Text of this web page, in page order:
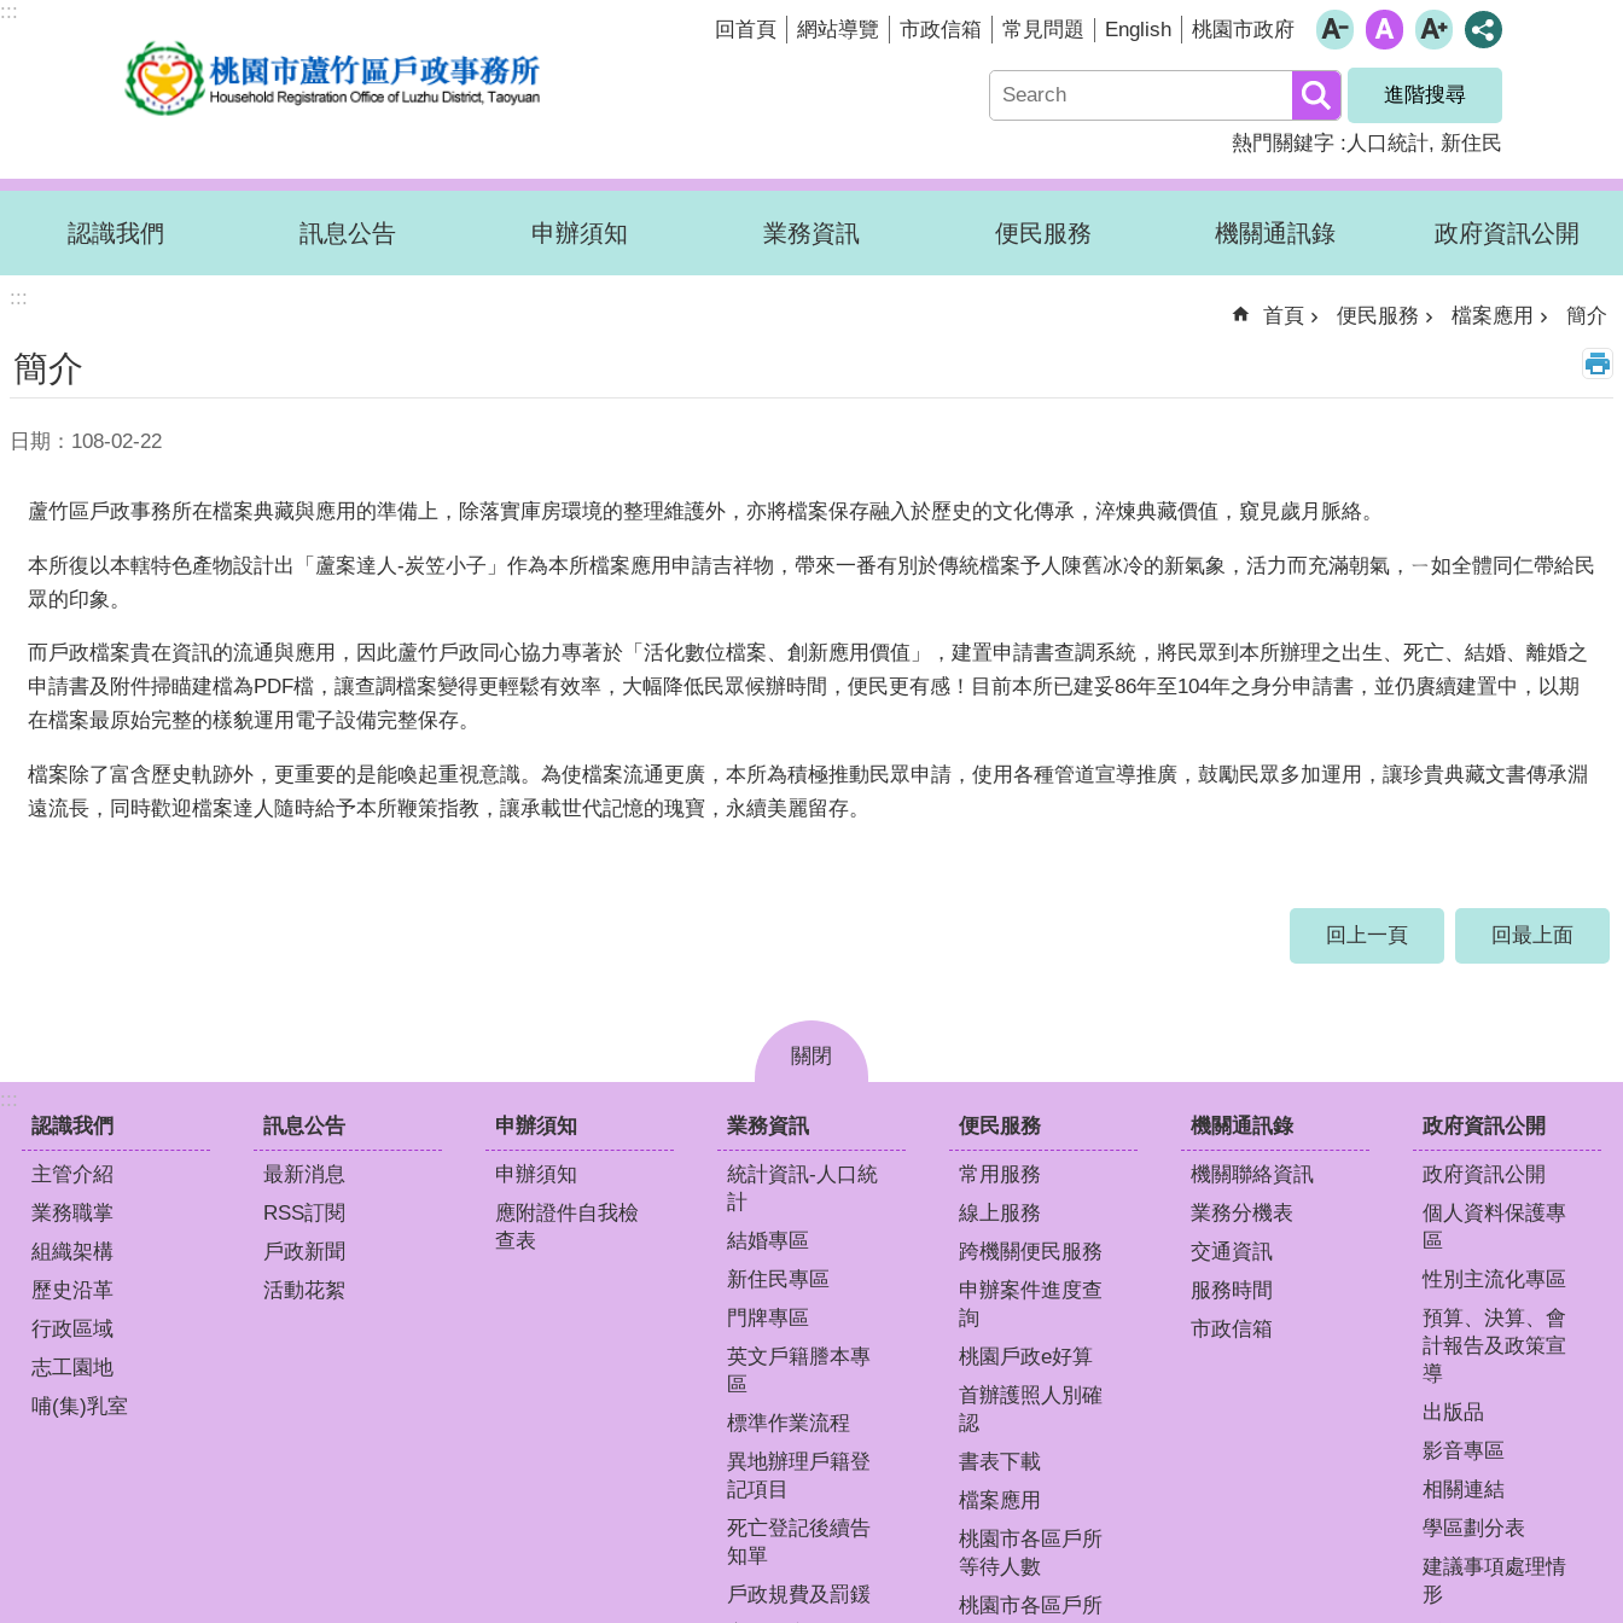
跳到主要內容區塊
:::
回首頁 網站導覽 市政信箱 常見問題 English 桃園市政府
進階搜尋
熱門關鍵字 人口統計 新住民
認識我們 訊息公告 申辦須知 業務資訊 便民服務 機關通訊錄 政府資訊公開
:::
首頁 便民服務 檔案應用 簡介
簡介
日期：108-02-22
蘆竹區戶政事務所在檔案典藏與應用的準備上，除落實庫房環境的整理維護外，亦將檔案保存融入於歷史的文化傳承，淬煉典藏價值，窺見歲月脈絡。
本所復以本轄特色產物設計出「蘆案達人-炭笠小子」作為本所檔案應用申請吉祥物，帶來一番有別於傳統檔案予人陳舊冰冷的新氣象，活力而充滿朝氣，ㄧ如全體同仁帶給民
眾的印象。
而戶政檔案貴在資訊的流通與應用，因此蘆竹戶政同心協力專著於「活化數位檔案、創新應用價值」，建置申請書查調系統，將民眾到本所辦理之出生、死亡、結婚、離婚之
申請書及附件掃瞄建檔為PDF檔，讓查調檔案變得更輕鬆有效率，大幅降低民眾候辦時間，便民更有感！目前本所已建妥86年至104年之身分申請書，並仍賡續建置中，以期
在檔案最原始完整的樣貌運用電子設備完整保存。
檔案除了富含歷史軌跡外，更重要的是能喚起重視意識。為使檔案流通更廣，本所為積極推動民眾申請，使用各種管道宣導推廣，鼓勵民眾多加運用，讓珍貴典藏文書傳承淵
遠流長，同時歡迎檔案達人隨時給予本所鞭策指教，讓承載世代記憶的瑰寶，永續美麗留存。
回上一頁 回最上面
關閉
:::
認識我們
主管介紹
業務職掌
組織架構
歷史沿革
行政區域
志工園地
哺(集)乳室
訊息公告
最新消息
RSS訂閱
戶政新聞
活動花絮
申辦須知
申辦須知
應附證件自我檢
查表
業務資訊
統計資訊-人口統
計
結婚專區
新住民專區
門牌專區
英文戶籍謄本專
區
標準作業流程
異地辦理戶籍登
記項目
死亡登記後續告
知單
戶政規費及罰鍰
便民服務
常用服務
線上服務
跨機關便民服務
申辦案件進度查
詢
桃園戶政e好算
首辦護照人別確
認
書表下載
檔案應用
桃園市各區戶所
等待人數
桃園市各區戶所
機關通訊錄
機關聯絡資訊
業務分機表
交通資訊
服務時間
市政信箱
政府資訊公開
政府資訊公開
個人資料保護專
區
性別主流化專區
預算、決算、會
計報告及政策宣
導
出版品
影音專區
相關連結
學區劃分表
建議事項處理情
形